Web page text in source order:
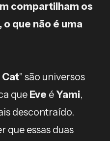
compartilham os
que não é uma
Cat" são universos
que Eve é Yami,
descontraído.
que essas duas